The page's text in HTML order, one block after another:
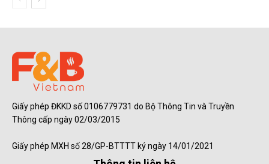
Giấy phép ĐKKD số 0106779731 do Bộ Thông Tin và Truyền
Thông cấp ngày 02/03/2015
Giấy phép MXH số 28/GP-BTTTT ký ngày 14/01/2021